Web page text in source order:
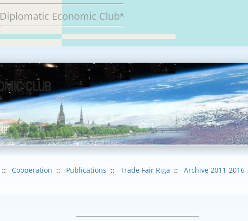
Diplomatic Economic Club®
:: Cooperation :: Publications :: Trade Fair Riga :: Archive 2011-2016